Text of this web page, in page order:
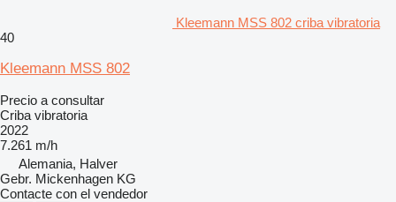
Kleemann MSS 802 criba vibratoria
40
Kleemann MSS 802
Precio a consultar
Criba vibratoria
2022
7.261 m/h
Alemania, Halver
Gebr. Mickenhagen KG
Contacte con el vendedor